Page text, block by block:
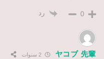
0 رد
ヤコブ 先輩 2 سنوات